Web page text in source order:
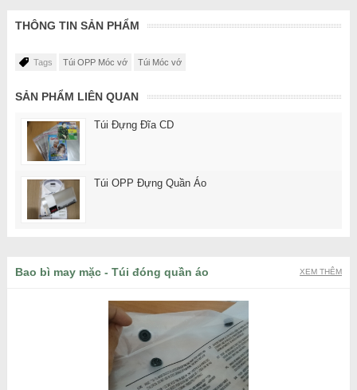
THÔNG TIN SẢN PHẨM
Tags Túi OPP Móc vớ Túi Móc vớ
SẢN PHẨM LIÊN QUAN
Túi Đựng Đĩa CD
Túi OPP Đựng Quần Áo
Bao bì may mặc - Túi đóng quần áo XEM THÊM